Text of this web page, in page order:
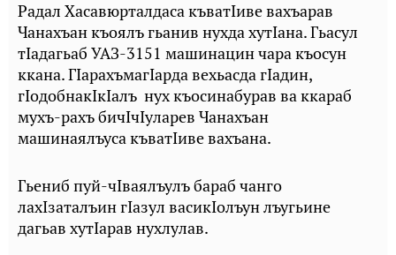
Радал Хасавюрталдаса къватIиве вахъарав
Чанахъан къоялъ гьанив нухда хутIана. Гьасул
тIадагьаб УАЗ-3151 машинацин чара къосун
ккана. ГIарахъмагIарда вехьасда гIадин,
гIодобнакIкIалъ нух къосинабурав ва ккараб
мухъ-рахъ бичIчIуларев Чанахъан
машинаялъуса къватIиве вахъана.
Гьениб пуй-чIваялъулъ бараб чанго
лахIзаталъин гIазул васикIолъун лъугьине
дагьав хутIарав нухлулав.